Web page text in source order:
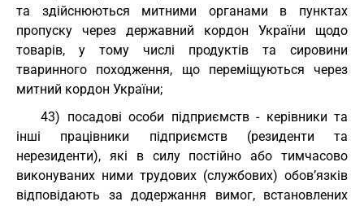
та здійснюються митними органами в пунктах
пропуску через державний кордон України щодо
товарів, у тому числі продуктів та сировини
тваринного походження, що переміщуються через
митний кордон України;
43) посадові особи підприємств - керівники та
інші працівники підприємств (резиденти та
нерезиденти), які в силу постійно або тимчасово
виконуваних ними трудових (службових) обов’язків
відповідають за додержання вимог, встановлених